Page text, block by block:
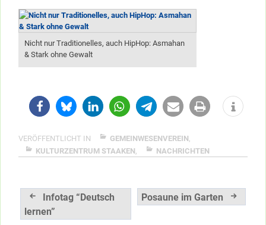
Nicht nur Traditionelles, auch HipHop: Asmahan
& Stark ohne Gewalt
VERÖFFENTLICHT IN GEMEINWESENVEREIN,
KULTURZENTRUM STAAKEN, NACHRICHTEN
Beitragsnavigation
Infotag “Deutsch
lernen”
Posaune im Garten